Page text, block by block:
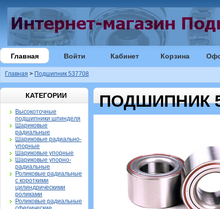
Главная Войти Кабинет Корзина
Главная > Подшипник 537708
КАТЕГОРИИ
Высокоточные
подшипники шпинделя
Шариковые
радиальные
Шариковые радиально-
упорные
Шариковые упорные
Шариковые упорно-
радиальные
Роликовые радиальные
с короткими
цилиндрическими
роликами
Роликовые радиальные
ПОДШИПНИК